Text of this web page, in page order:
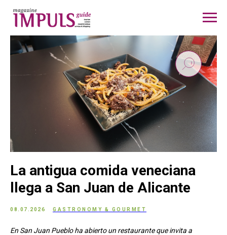
La antigua comida veneciana
llega a San Juan de Alicante
08.07.2026 GASTRONOMY & GOURMET
En San Juan Pueblo ha abierto un restaurante que invita a